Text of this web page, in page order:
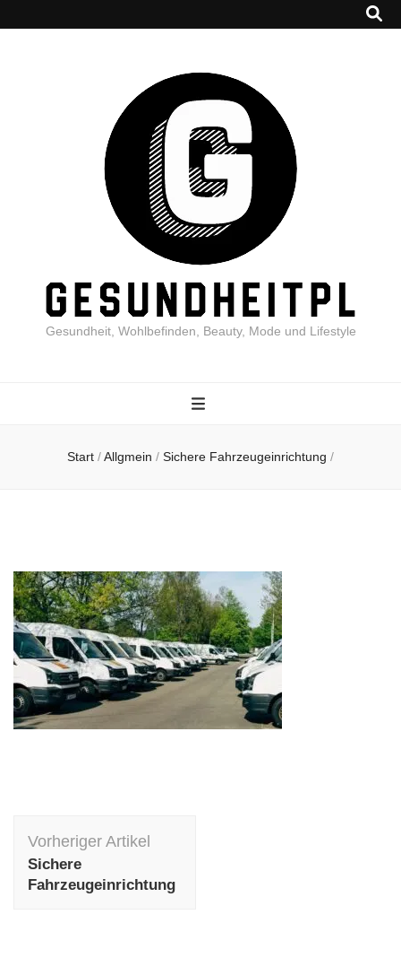
Gesundheit, Wohlbefinden, Beauty, Mode und Lifestyle
Start /Allgmein / Sichere Fahrzeugeinrichtung /
Vorheriger Artikel
Sichere
Fahrzeugeinrichtung